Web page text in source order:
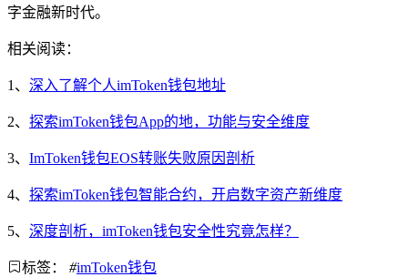
字金融新时代。
相关阅读：
1、 深入了解个人imToken钱包地址
2、 探索imToken钱包App的地，功能与安全维度
3、 ImToken钱包EOS转账失败原因剖析
4、 探索imToken钱包智能合约，开启数字资产新维度
5、 深度剖析，imToken钱包安全性究竟怎样？
标签： #imToken钱包